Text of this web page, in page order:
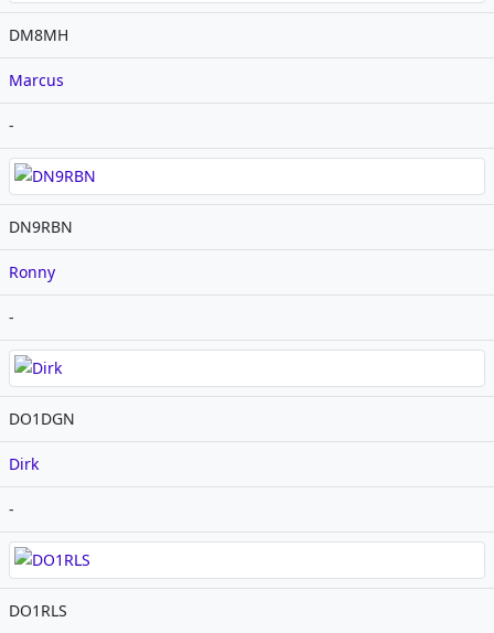
DM8MH
Marcus
-
DN9RBN
Ronny
-
DO1DGN
Dirk
-
DO1RLS